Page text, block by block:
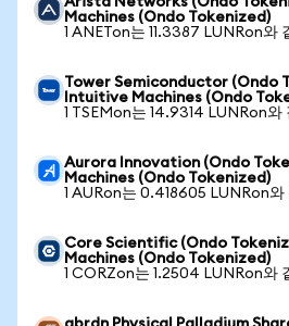
Machines (Ondo Tokenized)
1 ANETon는 11.3387 LUNRon와
Tower Semiconductor (Ondo
Intuitive Machines (Ondo
1 TSEMon는 14.9314 LUNRon와
Aurora Innovation (Ondo
Machines (Ondo Tokenized)
1 AURon는 0.418605 LUNRon와
Core Scientific (Ondo
Machines (Ondo Tokenized)
1 CORZon는 1.2504 LUNRon와